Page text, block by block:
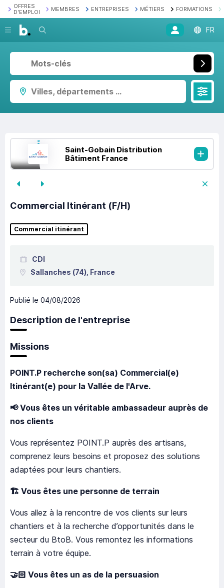
OFFRES
D'EMPLOI
MEMBRES ENTREPRISES MÉTIERS FORMATIONS
Recherche FR
Villes, départements ...
Saint-Gobain Distribution
Bâtiment France
Commercial Itinérant (F/H)
Commercial itinérant
CDI
Sallanches (74), France
Publié le 04/08/2026
Description de l'entreprise
Missions
POINT.P recherche son(sa) Commercial(e)
Itinérant(e) pour la Vallée de l'Arve.
📢Vous êtes un véritable ambassadeur auprès de
nos clients
Vous représentez POINT.P auprès des artisans,
comprenez leurs besoins et proposez des solutions
adaptées pour leurs chantiers.
🏗️ Vous êtes une personne de terrain
Vous allez à la rencontre de vos clients sur leurs
chantiers et à la recherche d’opportunités dans le
secteur du BtoB. Vous remontez les informations
terrain à votre équipe.
🤝🏻 Vous êtes un as de la persuasion